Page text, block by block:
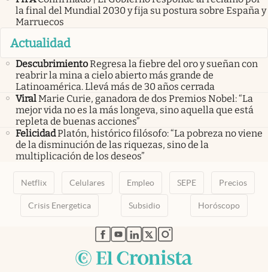
la final del Mundial 2030 y fija su postura sobre España y
Marruecos
Actualidad
DescubrimientoRegresa la fiebre del oro y sueñan con
reabrir la mina a cielo abierto más grande de
Latinoamérica. Llevá más de 30 años cerrada
ViralMarie Curie, ganadora de dos Premios Nobel: “La
mejor vida no es la más longeva, sino aquella que está
repleta de buenas acciones”
FelicidadPlatón, histórico filósofo: “La pobreza no viene
de la disminución de las riquezas, sino de la
multiplicación de los deseos”
Netflix Celulares Empleo SEPE Precios
Crisis Energetica Subsidio Horóscopo
abre en nueva pestaña
abre en nueva pestaña
abre en nueva pestaña
abre en nueva pestaña
abre en nueva pestaña